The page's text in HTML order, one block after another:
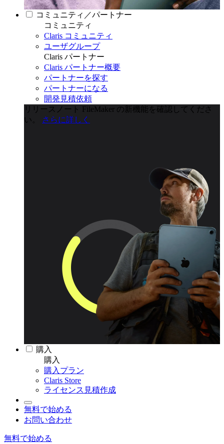
コミュニティ／パートナー
コミュニティ
Claris コミュニティ
ユーザグループ
Claris パートナー
Claris パートナー概要
パートナーを探す
パートナーになる
開発見積依頼
リリースノート
FileMaker の新機能を確認してくださ
い。
さらに詳しく
購入
購入
購入プラン
Claris Store
ライセンス見積作成
無料で始める
お問い合わせ
無料で始める